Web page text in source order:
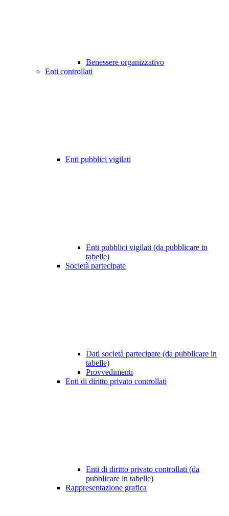
Benessere organizzativo
Enti controllati
Enti pubblici vigilati
Enti pubblici vigilati (da pubblicare in
tabelle)
Società partecipate
Dati società partecipate (da pubblicare in
tabelle)
Provvedimenti
Enti di diritto privato controllati
Enti di diritto privato controllati (da
pubblicare in tabelle)
Rappresentazione grafica